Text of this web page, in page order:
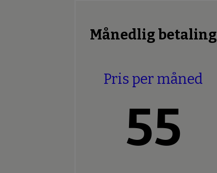
Månedlig betaling
Pris per måned
55